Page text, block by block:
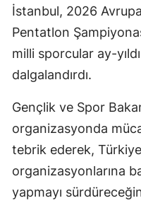
İstanbul, 2026
Pentatlon
milli sporcular ay-
dalgalandırdı.
Gençlik ve Spor
organizasyonda
tebrik ederek,
organizasyonlarına
yapmayı